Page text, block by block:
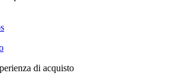
di acquisto